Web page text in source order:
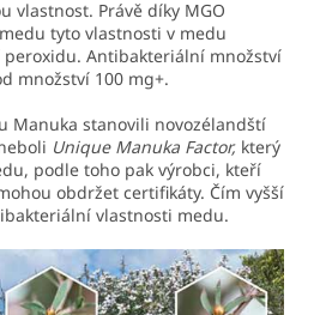
vlastnost. Právě díky MGO
tyto vlastnosti v medu
Antibakteriální množství
množství 100 mg+.
Manuka stanovili novozélandští
Unique Manuka Factor, který
podle toho pak výrobci, kteří
obdržet certifikáty. Čím vyšší
vlastnosti medu.